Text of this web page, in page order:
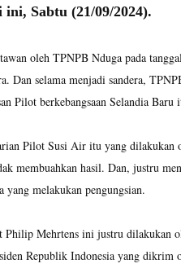
Sabtu (21/09/2024).
oleh TPNPB Nduga pada
Dan selama menjadi sandera,
Pilot berkebangsaan Selandia Baru
Pilot Susi Air itu yang dilakukan
membuahkan hasil. Dan, justru
yang melakukan pengungsian.
Philip Mehrtens ini justru dilakukan
Republik Indonesia yang